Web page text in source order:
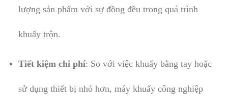
lượng sản phẩm với sự đồng đều trong quá trình
khuấy trộn.
Tiết kiệm chi phí: So với việc khuấy bằng tay hoặc
sử dụng thiết bị nhỏ hơn, máy khuấy công nghiệp